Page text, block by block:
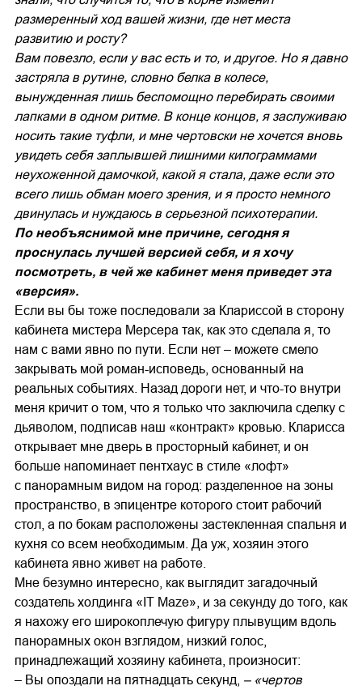
размеренный ход вашей жизни, где нет места
развитию и росту?
Вам повезло, если у вас есть и то, и другое. Но я давно
застряла в рутине, словно белка в колесе,
вынужденная лишь беспомощно перебирать своими
лапками в одном ритме. В конце концов, я заслуживаю
носить такие туфли, и мне чертовски не хочется вновь
увидеть себя заплывшей лишними килограммами
неухоженной дамочкой, какой я стала, даже если это
всего лишь обман моего зрения, и я просто немного
двинулась и нуждаюсь в серьезной психотерапии.
По необъяснимой мне причине, сегодня я
проснулась лучшей версией себя, и я хочу
посмотреть, в чей же кабинет меня приведет эта
«версия».
Если вы бы тоже последовали за Клариссой в сторону
кабинета мистера Мерсера так, как это сделала я, то
нам с вами явно по пути. Если нет – можете смело
закрывать мой роман-исповедь, основанный на
реальных событиях. Назад дороги нет, и что-то внутри
меня кричит о том, что я только что заключила сделку с
дьяволом, подписав наш «контракт» кровью. Кларисса
открывает мне дверь в просторный кабинет, и он
больше напоминает пентхаус в стиле «лофт»
с панорамным видом на город: разделенное на зоны
пространство, в эпицентре которого стоит рабочий
стол, а по бокам расположены застекленная спальня и
кухня со всем необходимым. Да уж, хозяин этого
кабинета явно живет на работе.
Мне безумно интересно, как выглядит загадочный
создатель холдинга «IT Maze», и за секунду до того, как
я нахожу его широкоплечую фигуру плывущим вдоль
панорамных окон взглядом, низкий голос,
принадлежащий хозяину кабинета, произносит:
– Вы опоздали на пятнадцать секунд, – «чертов